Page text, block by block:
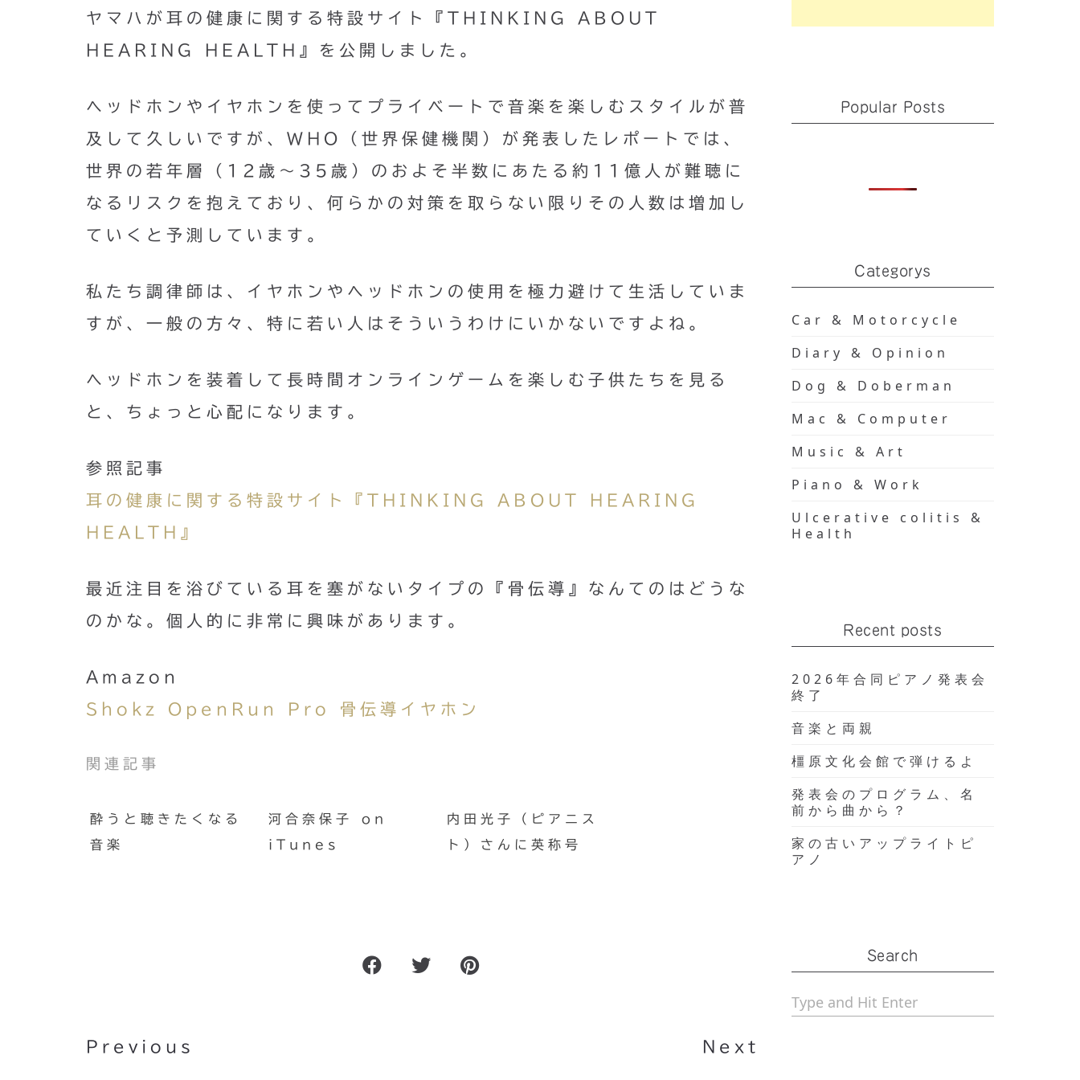
ヤマハが耳の健康に関する特設サイト『THINKING ABOUT
HEARING HEALTH』を公開しました。
ヘッドホンやイヤホンを使ってプライベートで音楽を楽しむスタイルが普
及して久しいですが、WHO（世界保健機関）が発表したレポートでは、
世界の若年層（12歳～35歳）のおよそ半数にあたる約11億人が難聴に
なるリスクを抱えており、何らかの対策を取らない限りその人数は増加し
ていくと予測しています。
私たち調律師は、イヤホンやヘッドホンの使用を極力避けて生活していま
すが、一般の方々、特に若い人はそういうわけにいかないですよね。
ヘッドホンを装着して長時間オンラインゲームを楽しむ子供たちを見る
と、ちょっと心配になります。
参照記事
耳の健康に関する特設サイト『THINKING ABOUT HEARING
HEALTH』
最近注目を浴びている耳を塞がないタイプの『骨伝導』なんてのはどうな
のかな。個人的に非常に興味があります。
Amazon
Shokz OpenRun Pro 骨伝導イヤホン
関連記事
酔うと聴きたくなる
音楽
河合奈保子 on
iTunes
内田光子（ピアニス
ト）さんに英称号
Previous Next
Popular Posts
Categorys
Car & Motorcycle
Diary & Opinion
Dog & Doberman
Mac & Computer
Music & Art
Piano & Work
Ulcerative colitis &
Health
Recent posts
2026年合同ピアノ発表会
終了
音楽と両親
橿原文化会館で弾けるよ
発表会のプログラム、名
前から曲から？
家の古いアップライトピ
アノ
Search